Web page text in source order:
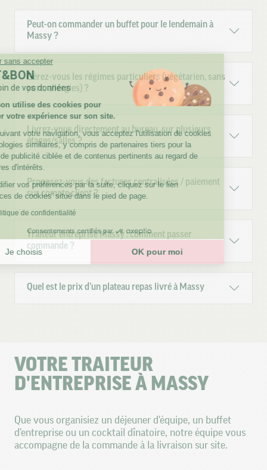
Continuer sans accepter
TOUT&BON
prend soin de vos données
Tout & Bon utilise des cookies pour
améliorer votre expérience sur son site.
En poursuivant votre navigation, vous acceptez l'utilisation de cookies
ou technologies similaires, y compris de partenaires tiers pour la
diffusion de publicité ciblée et de contenus pertinents au regard de
vos centres d'intérêts.
Pour modifier vos préférences par la suite, cliquez sur le lien
'Préférences de cookies' situé dans le pied de page.
Lire la politique de confidentialité
Consentements certifiés par
Je choisis OK pour moi
Notre plateforme vous permet d'adapter et de gérer vos
Peut-on commander un buffet pour le lendemain à
Massy ?
Gérez-vous les régimes particuliers (végétarien, sans
porc, allergies) ?
Livrez-vous directement au bureau, sur plusieurs
étages/salles ?
Proposez-vous des factures centralisées / paiement
sur compte client ?
Traiteur entreprise Massy : comment passer
commande ?
Quel est le prix d’un plateau repas livré à Massy
VOTRE TRAITEUR
D'ENTREPRISE À MASSY
Que vous organisiez un déjeuner d'équipe, un buffet
d'entreprise ou un cocktail dînatoire, notre équipe vous
accompagne de la commande à la livraison sur site.